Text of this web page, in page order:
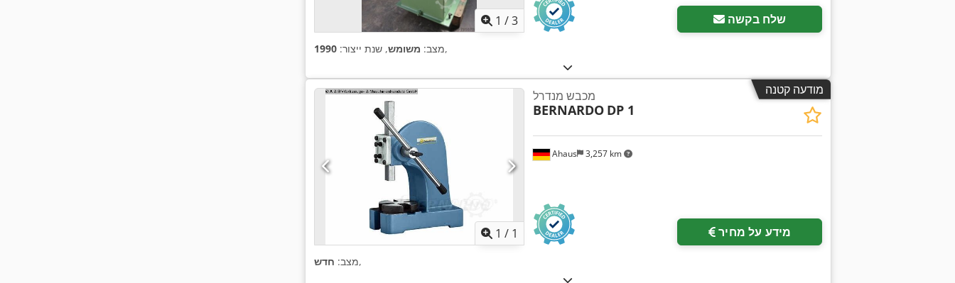
1 /3 שלח בקשה
מצב: משומש, שנת ייצור: 1990 ,
מודעה קטנה
1 / 1
Ahaus 3,257 km
מכבש מנדרל
BERNARDO DP 1
מידע על מחיר
מצב: חדש ,